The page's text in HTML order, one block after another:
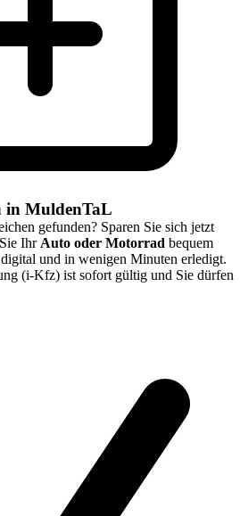
in MuldenTaL
gefunden? Sparen Sie sich jetzt
Ihr Auto oder Motorrad bequem
und in wenigen Minuten erledigt.
(i-Kfz) ist sofort gültig und Sie dürfen